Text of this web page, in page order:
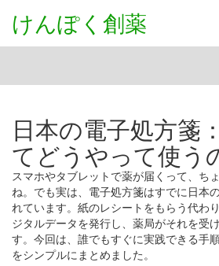
けんぽく創薬
日本の電子処方箋
てどうやって使う
スマホやタブレットで薬が届くって、ち
ね。でも実は、電子処方箋はすでに日本
れています。紙のレシートをもらう代わ
ジタルデータを発行し、薬局がそれを受
す。今回は、誰でもすぐに実践できる手
をシンプルにまとめました。